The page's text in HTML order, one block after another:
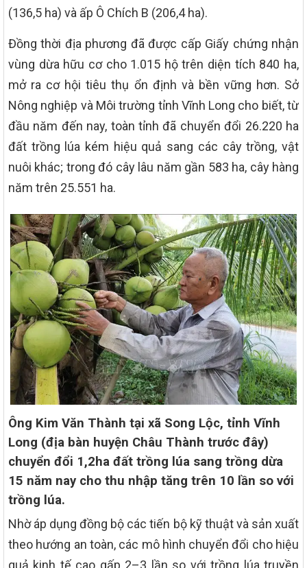
(136,5 ha) và ấp Ô Chích B (206,4 ha).
Đồng thời địa phương đã được cấp Giấy chứng nhận
vùng dừa hữu cơ cho 1.015 hộ trên diện tích 840 ha,
mở ra cơ hội tiêu thụ ổn định và bền vững hơn. Sở
Nông nghiệp và Môi trường tỉnh Vĩnh Long cho biết, từ
đầu năm đến nay, toàn tỉnh đã chuyển đổi 26.220 ha
đất trồng lúa kém hiệu quả sang các cây trồng, vật
nuôi khác; trong đó cây lâu năm gần 583 ha, cây hàng
năm trên 25.551 ha.
Ông Kim Văn Thành tại xã Song Lộc, tỉnh Vĩnh
Long (địa bàn huyện Châu Thành trước đây)
chuyển đổi 1,2ha đất trồng lúa sang trồng dừa
15 năm nay cho thu nhập tăng trên 10 lần so với
trồng lúa.
Nhờ áp dụng đồng bộ các tiến bộ kỹ thuật và sản xuất
theo hướng an toàn, các mô hình chuyển đổi cho hiệu
quả kinh tế cao gấp 2–3 lần so với trồng lúa truyền